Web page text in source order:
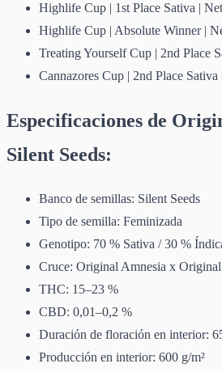
Highlife Cup | 1st Place Sativa |
Highlife Cup | Absolute Winner |
Treating Yourself Cup | 2nd Place
Cannazores Cup | 2nd Place
Especificaciones de
Silent Seeds:
Banco de semillas: Silent Seeds
Tipo de semilla: Feminizada
Genotipo: 70 % Sativa / 30 %
Cruce: Original Amnesia x
THC: 15–23 %
CBD: 0,01–0,2 %
Duración de floración en interior:
Producción en interior: 600 g/m²